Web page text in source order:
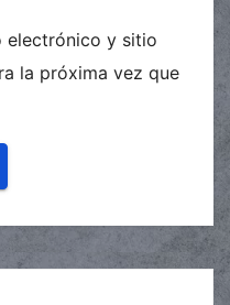
electrónico y sitio
la próxima vez que